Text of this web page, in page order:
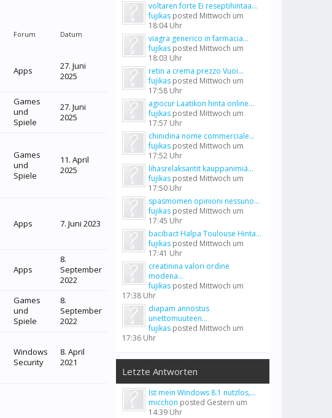
Forum Datum
Apps
27. Juni
2025
Games
und
Spiele
27. Juni
2025
Games
und
Spiele
11. April
2025
Apps 7. Juni 2023
Apps
8.
September
2022
Games
und
Spiele
8.
September
2022
Windows
Security
8. April
2021
voltaren forte Ei reseptihintaa...
fujikas posted Mittwoch um
18:04 Uhr
viagra generico in farmacia...
fujikas posted Mittwoch um
18:03 Uhr
retin a crema prezzo Vuoi...
fujikas posted Mittwoch um
17:58 Uhr
agiocur Laatikon hinta online...
fujikas posted Mittwoch um
17:57 Uhr
chinidina nome commerciale...
fujikas posted Mittwoch um
17:52 Uhr
lihasrelaksantit kauppanimiä...
fujikas posted Mittwoch um
17:50 Uhr
spasmomen opinioni nessuno...
fujikas posted Mittwoch um
17:45 Uhr
bacibact Halpa Toulouse Hinta...
fujikas posted Mittwoch um
17:41 Uhr
creatinina valori ordine
modena...
fujikas posted Mittwoch um
17:38 Uhr
diapam annostus
unettomuuteen...
fujikas posted Mittwoch um
17:36 Uhr
Letzte Antworten
Ist mein Windows 8.1 nutzlos,...
micchon posted Gestern um
14:39 Uhr